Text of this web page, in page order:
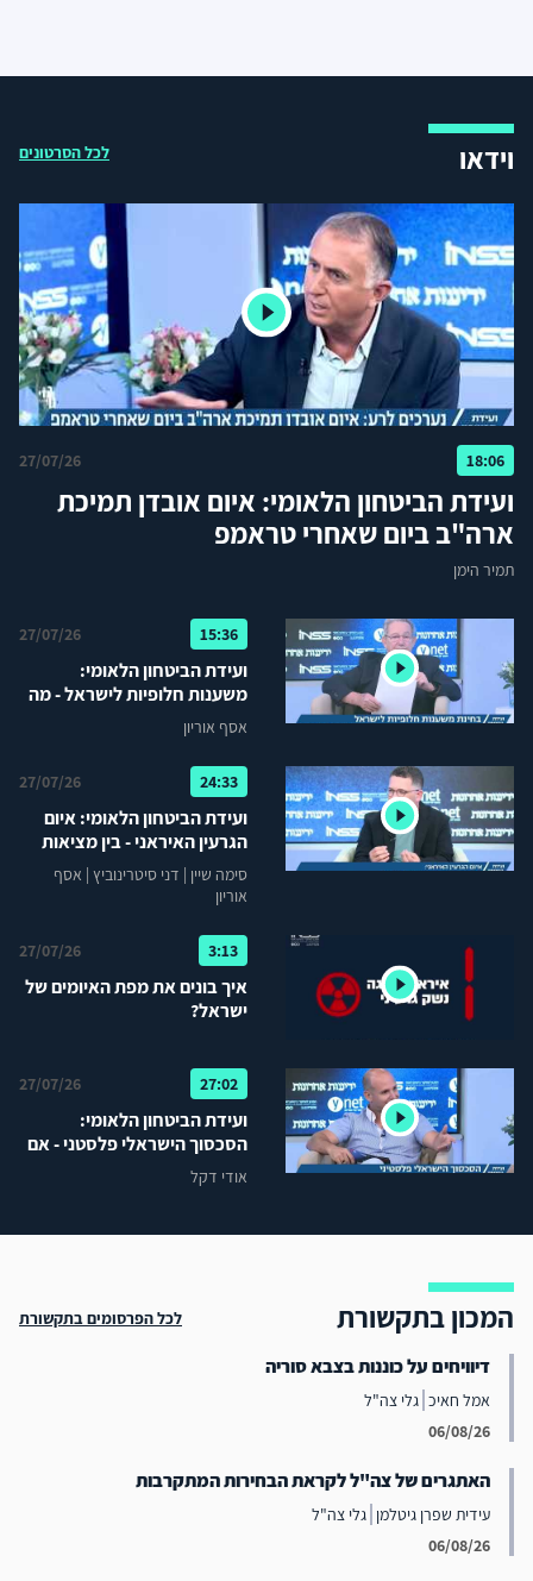
וידאו לכל הסרטונים
18:06
27/07/26
ועידת הביטחון הלאומי: איום אובדן תמיכת
ארה"ב ביום שאחרי טראמפ
תמיר הימן
15:36
27/07/26
ועידת הביטחון הלאומי:
משענות חלופיות לישראל - מה
קורה כשאבא הולך...?
אסף אוריון
24:33
27/07/26
ועידת הביטחון הלאומי: איום
הגרעין האיראני - בין מציאות
הסדרית להמשך אכיפה
סימה שיין | דני סיטרינוביץ | אסף
אוריון
3:13
27/07/26
איך בונים את מפת האיומים של
ישראל?
27:02
27/07/26
ועידת הביטחון הלאומי:
הסכסוך הישראלי פלסטני - אם
לא ניהול סכסוך אז מה כן?
אודי דקל
המכון בתקשורת לכל הפרסומים בתקשורת
דיוויחים על כוננות בצבא סוריה
אמל חאיכ גלי צה"ל
06/08/26
האתגרים של צה"ל לקראת הבחירות המתקרבות
עידית שפרן גיטלמן גלי צה"ל
06/08/26